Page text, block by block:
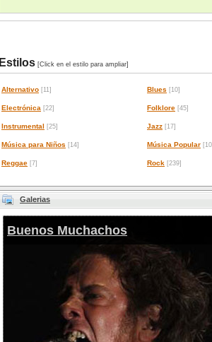
Estilos [Click en el estilo para ampliar]
Alternativo [11] Blues [10]
Electrónica [22] Folklore [45]
Instrumental [25] Jazz [17]
Música para Niños [14] Música Popular
Reggae [7] Rock [239]
Galerias
Buenos Muchachos